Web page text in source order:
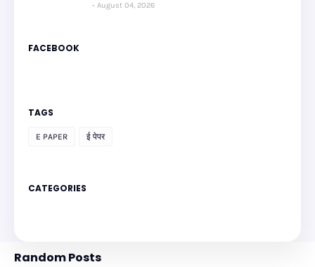
August 04, 2026
FACEBOOK
TAGS
E PAPER ई पेपर
CATEGORIES
Random Posts